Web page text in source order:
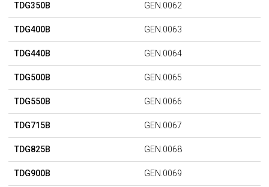
TDG350B GEN.0062
TDG400B GEN.0063
TDG440B GEN.0064
TDG500B GEN.0065
TDG550B GEN.0066
TDG715B GEN.0067
TDG825B GEN.0068
TDG900B GEN.0069